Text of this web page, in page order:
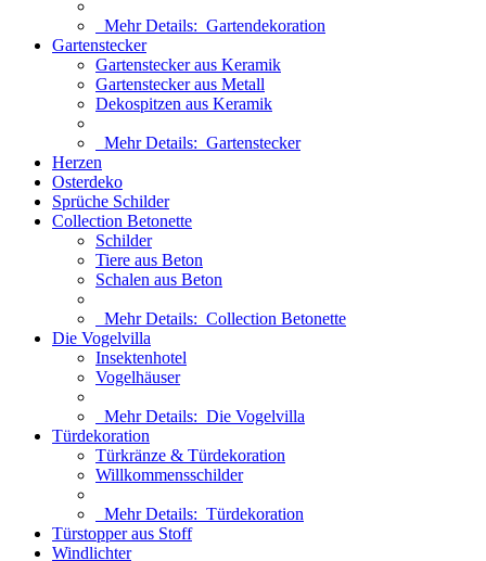
Mehr Details: Gartendekoration
Gartenstecker
Gartenstecker aus Keramik
Gartenstecker aus Metall
Dekospitzen aus Keramik
Mehr Details: Gartenstecker
Herzen
Osterdeko
Sprüche Schilder
Collection Betonette
Schilder
Tiere aus Beton
Schalen aus Beton
Mehr Details: Collection Betonette
Die Vogelvilla
Insektenhotel
Vogelhäuser
Mehr Details: Die Vogelvilla
Türdekoration
Türkränze & Türdekoration
Willkommensschilder
Mehr Details: Türdekoration
Türstopper aus Stoff
Windlichter